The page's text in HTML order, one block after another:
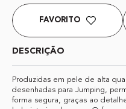
FAVORITO
DESCRIÇÃO
Produzidas em pele de alta
desenhadas para Jumping,
forma segura, graças ao